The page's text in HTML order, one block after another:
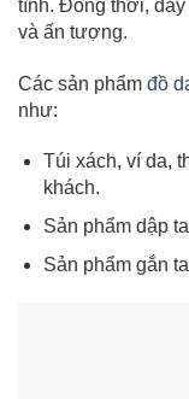
tính. Đồng thời, đây
và ấn tượng.
Các sản phẩm đồ
như:
Túi xách, ví da,
khách.
Sản phẩm dập
Sản phẩm gắn